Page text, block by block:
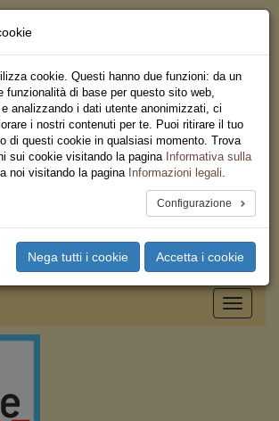
Servizi
Iscriviti
Ricerca
Area Stampa
Privacy
Provinciale
USB Salerno
Toggle
cookie. Questi hanno due funzioni: da un
funzionalità di base per questo sito web,
analizzando i dati utente anonimizzati, ci
i nostri contenuti per te. Puoi ritirare il tuo
di questi cookie in qualsiasi momento. Trova
sui cookie visitando la pagina Informativa sulla
noi visitando la pagina Informazioni legali.
Configurazione
Nega tutti i cookie Accetta i cookie